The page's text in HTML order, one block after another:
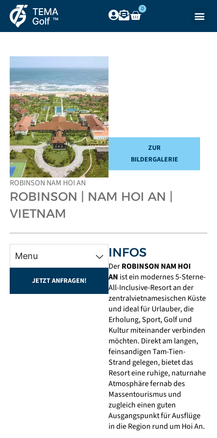
0
ZUR
BILDERGALERIE
ROBINSON NAM HOI AN
ROBINSON | NAM HOI AN |
VIETNAM
Menu
JETZT ANFRAGEN!
INFOS
DerROBINSON NAM HOI
AN ist ein modernes 5-Sterne-
All-Inclusive-Resort an der
zentralvietnamesischen Küste
und ideal für Urlauber, die
Erholung, Sport, Golf und
Kultur miteinander verbinden
möchten. Direkt am langen,
feinsandigen Tam-Tien-
Strand gelegen, bietet das
Resort eine ruhige, naturnahe
Atmosphäre fernab des
Massentourismus und
zugleich einen guten
Ausgangspunkt für Ausflüge
in die Region rund um Hoi An.